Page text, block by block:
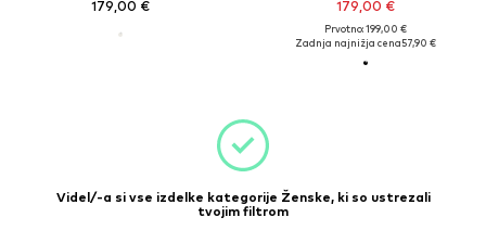
179,00 € 179,00 €
Prvotno: 199,00 €
Zadnja najnižja cena57,90 €
Videl/-a si vse izdelke kategorije Ženske, ki so ustrezali
tvojim filtrom